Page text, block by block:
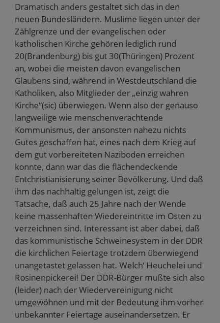
Dramatisch anders gestaltet sich das in den
neuen Bundesländern. Muslime liegen unter der
Zählgrenze und der evangelischen oder
katholischen Kirche gehören lediglich rund
20(Brandenburg) bis gut 30(Thüringen) Prozent
an, wobei die meisten davon evangelischen
Glaubens sind, während in Westdeutschland die
Katholiken, also Mitglieder der „einzig wahren
Kirche“(sic) überwiegen. Wenn also der genauso
langweilige wie menschenverachtende
Kommunismus, der ansonsten nahezu nichts
Gutes geschaffen hat, eines nach dem Krieg auf
dem gut vorbereiteten Naziboden erreichen
konnte, dann war das die flächendeckende
Entchristianisierung seiner Bevölkerung. Und daß
ihm das nachhaltig gelungen ist, zeigt die
Tatsache, daß auch 25 Jahre nach der Wende
keine massenhaften Wiedereintritte im Osten zu
verzeichnen sind. Interessant ist aber dabei, daß
das kommunistische Schweinesystem in der DDR
die kirchlichen Feiertage trotzdem überwiegend
unangetastet gelassen hat. Welch‘ Heuchelei und
Rosinenpickerei! Der DDR-Bürger mußte sich also
(leider) nach der Wiedervereinigung nicht
umgewöhnen und mit der Bedeutung ihm vorher
unbekannter Feiertage auseinandersetzen. Er